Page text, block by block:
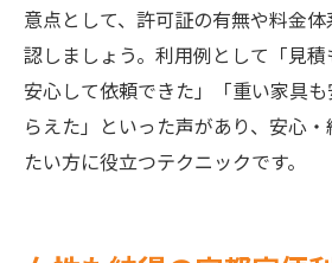
意点として、許可証の有無や料金
認しましょう。利用例として「見
安心して依頼できた」「重い家具
らえた」といった声があり、安心
たい方に役立つテクニックです。